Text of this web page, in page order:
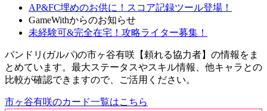
AP&FC埋めのお供に！スコア記録ツール登場！
GameWithからのお知らせ
未経験可&完全在宅！攻略ライター募集！
バンドリ(ガルパ)の市ヶ谷有咲【頼れる協力者】の情報をま
とめています。最大ステータスやスキル情報、他キャラとの
比較が確認できますので、ご活用ください。
市ヶ谷有咲のカード一覧はこちら